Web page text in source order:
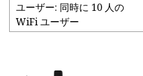
ユーザー: 同時に 10 人の
WiFi ユーザー